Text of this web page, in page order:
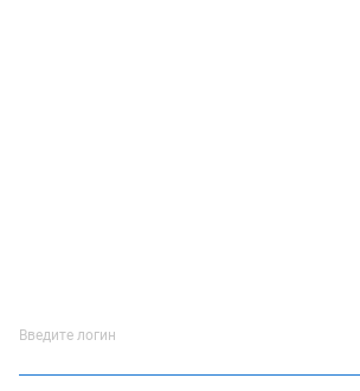
Введите логин